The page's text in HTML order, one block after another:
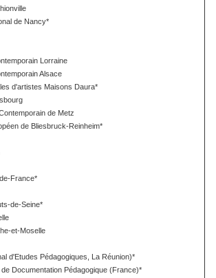
de Nancy*
Lorraine
Alsace
d'artistes Maisons Daura*
de Metz
de Bliesbruck-Reinheim*
France*
de-Seine*
et-Moselle
d'Etudes Pédagogiques, La Réunion)*
Documentation Pédagogique (France)*